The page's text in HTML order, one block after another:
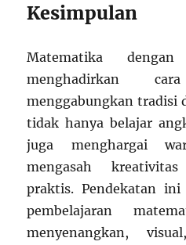
Kesimpulan
Matematika
menghadirkan
menggabungkan tradisi
tidak hanya belajar
juga menghargai
mengasah
praktis. Pendekatan
pembelajaran
menyenangkan,